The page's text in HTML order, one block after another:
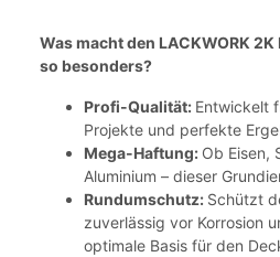
Was macht den LACKWORK 2K
so besonders?
Profi-Qualität: Entwickelt
Projekte und perfekte
Mega-Haftung: Ob Eisen,
Aluminium – dieser
Rundumschutz: Schützt
zuverlässig vor Korrosion
optimale Basis für den